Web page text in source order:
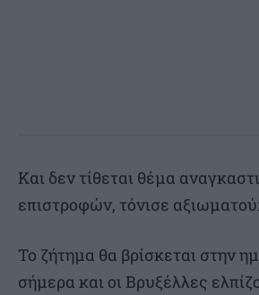
Και δεν τίθεται θέμα
επιστροφών, τόνισε
Το ζήτημα θα βρίσκεται στην
σήμερα και οι Βρυξέλλες